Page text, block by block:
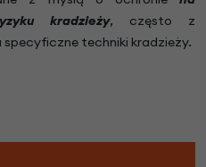
kradzieży, często z
techniki kradzieży.